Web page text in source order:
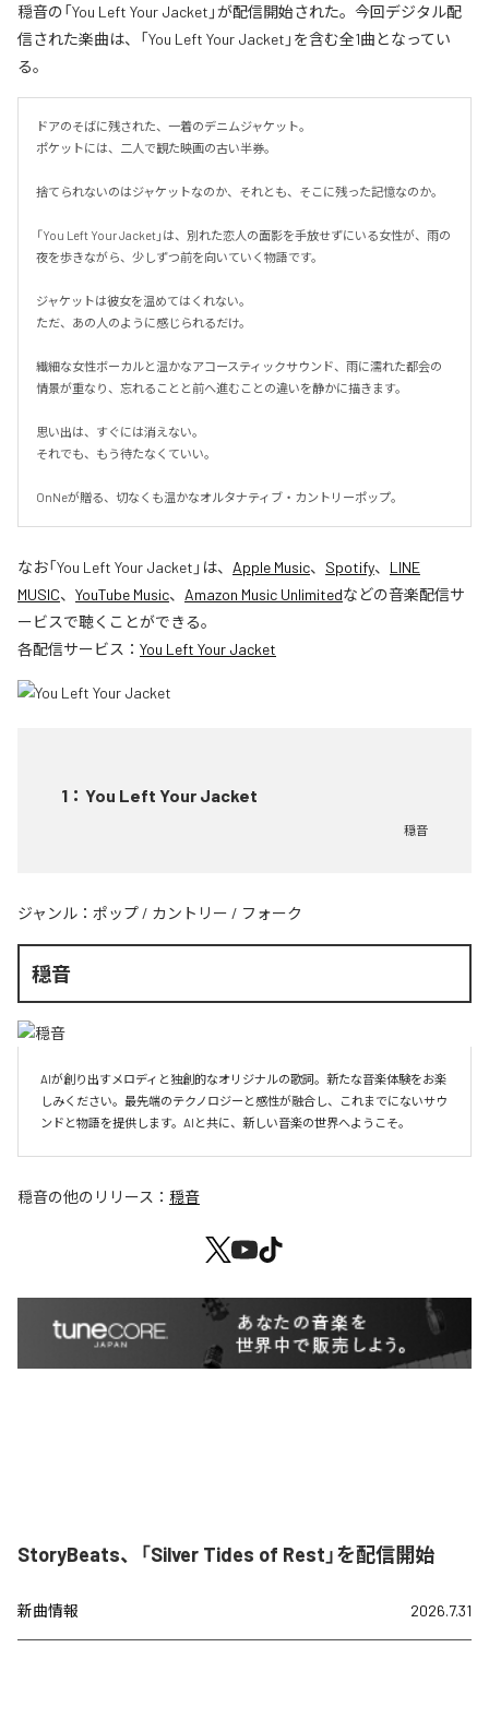
穏音の「You Left Your Jacket」が配信開始された。今回デジタル配
信された楽曲は、「You Left Your Jacket」を含む全1曲となってい
る。
ドアのそばに残された、一着のデニムジャケット。
ポケットには、二人で観た映画の古い半券。
捨てられないのはジャケットなのか、それとも、そこに残った記憶なのか。
「You Left Your Jacket」は、別れた恋人の面影を手放せずにいる女性が、雨の
夜を歩きながら、少しずつ前を向いていく物語です。
ジャケットは彼女を温めてはくれない。
ただ、あの人のように感じられるだけ。
繊細な女性ボーカルと温かなアコースティックサウンド、雨に濡れた都会の
情景が重なり、忘れることと前へ進むことの違いを静かに描きます。
思い出は、すぐには消えない。
それでも、もう待たなくていい。
OnNeが贈る、切なくも温かなオルタナティブ・カントリーポップ。
なお「You Left Your Jacket 」は、 Apple Music、 Spotify、 LINE
MUSIC、 YouTube Music、 Amazon Music Unlimitedなどの音楽配信サ
ービスで聴くことができる。
各配信サービス： You Left Your Jacket
1 ： You Left Your Jacket
穏音
ジャンル： ポップ / カントリー / フォーク
穏音
AIが創り出すメロディと独創的なオリジナルの歌詞。新たな音楽体験をお楽
しみください。最先端のテクノロジーと感性が融合し、これまでにないサウ
ンドと物語を提供します。AIと共に、新しい音楽の世界へようこそ。
穏音の他のリリース： 穏音
StoryBeats、「Silver Tides of Rest」を配信開始
新曲情報 2026.7.31